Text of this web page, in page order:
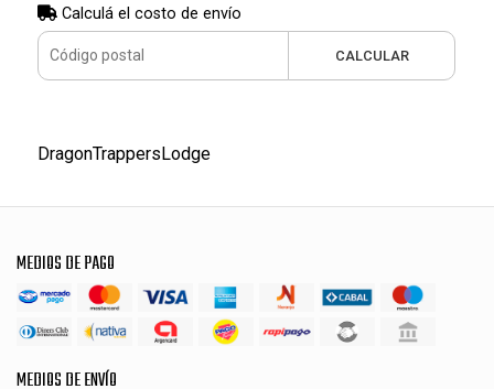
Calculá el costo de envío
CALCULAR
DragonTrappersLodge
MEDIOS DE PAGO
MEDIOS DE ENVÍO